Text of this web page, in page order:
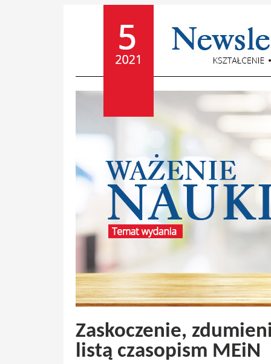
Zaskoczenie,
listą czasopism MEiN